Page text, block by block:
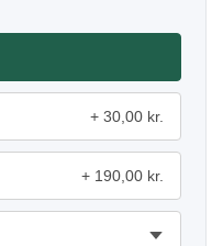
30,00 kr.
190,00 kr.